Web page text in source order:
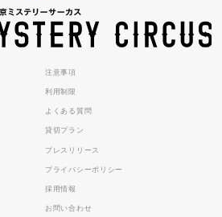
注意事項
利用制限
よくある質問
貸切プラン
プレスリリース
プライバシーポリシー
採用情報
お問い合わせ